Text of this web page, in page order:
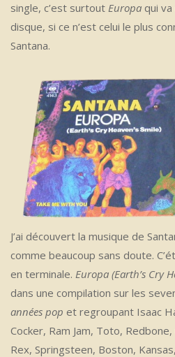
single, c’est surtout Europa qui
disque, si ce n’est celui le plus
Santana.
J’ai découvert la musique de
comme beaucoup sans doute.
en terminale. Europa (Earth’s Cry
dans une compilation sur les
années pop et regroupant Isaac
Cocker, Ram Jam, Toto,
Rex, Springsteen, Boston,